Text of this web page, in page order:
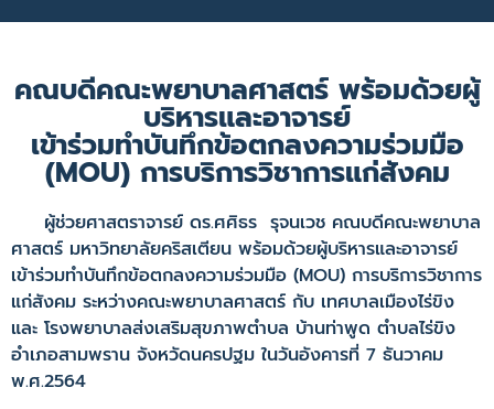
คณบดีคณะพยาบาลศาสตร์ พร้อมด้วยผู้
บริหารและอาจารย์
เข้าร่วมทำบันทึกข้อตกลงความร่วมมือ
(MOU) การบริการวิชาการแก่สังคม
ผู้ช่วยศาสตราจารย์ ดร.ศศิธร รุจนเวช คณบดีคณะพยาบาล
ศาสตร์ มหาวิทยาลัยคริสเตียน พร้อมด้วยผู้บริหารและอาจารย์
เข้าร่วมทำบันทึกข้อตกลงความร่วมมือ (MOU) การบริการวิชาการ
แก่สังคม ระหว่างคณะพยาบาลศาสตร์ กับ เทศบาลเมืองไร่ขิง
และ โรงพยาบาลส่งเสริมสุขภาพตำบล บ้านท่าพูด ตำบลไร่ขิง
อำเภอสามพราน จังหวัดนครปฐม ในวันอังคารที่ 7 ธันวาคม
พ.ศ.2564